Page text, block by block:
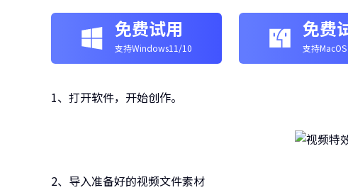
免费试用
支持Windows11/10
免费
支持
1、打开软件，开始创作。
2、导入准备好的视频文件素材